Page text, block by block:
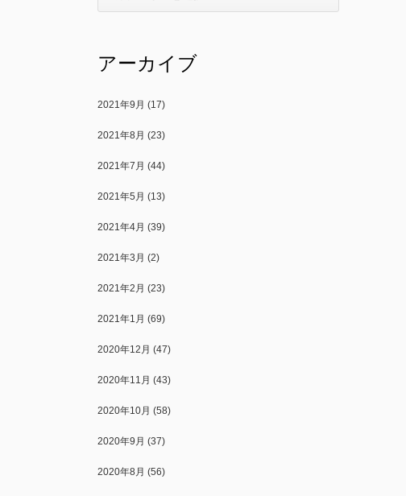
アーカイブ
2021年9月 (17)
2021年8月 (23)
2021年7月 (44)
2021年5月 (13)
2021年4月 (39)
2021年3月 (2)
2021年2月 (23)
2021年1月 (69)
2020年12月 (47)
2020年11月 (43)
2020年10月 (58)
2020年9月 (37)
2020年8月 (56)